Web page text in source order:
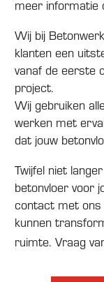
meer informatie
Wij bij
klanten een
vanaf de eerste
project.
Wij gebruiken
werken met
dat jouw
Twijfel niet
betonvloer voor
contact met ons
kunnen
ruimte. Vraag